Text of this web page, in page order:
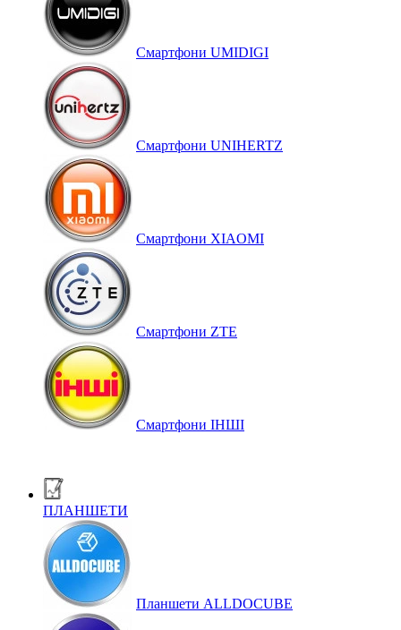
Смартфони UMIDIGI
Смартфони UNIHERTZ
Смартфони XIAOMI
Смартфони ZTE
Смартфони ІНШІ
ПЛАНШЕТИ
Планшети ALLDOCUBE